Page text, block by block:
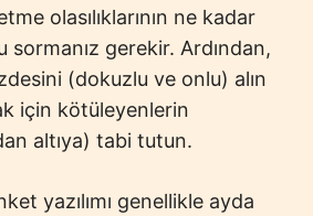
olasılıklarının ne kadar
sormanız gerekir. Ardından,
(dokuzlu ve onlu) alın
için kötüleyenlerin
altıya) tabi tutun.
yazılımı genellikle ayda